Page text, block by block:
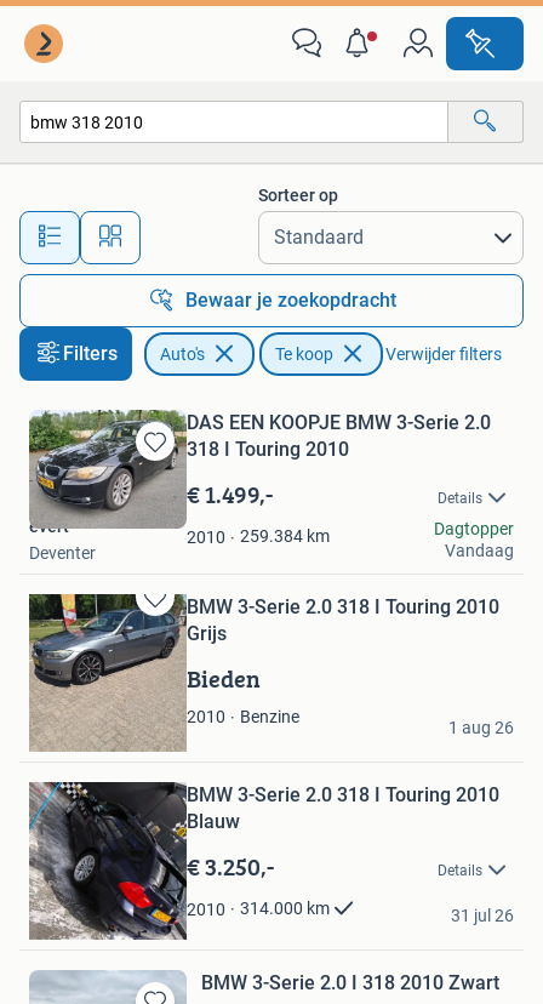
Alle afstanden…
Sorteer op
Bewaar je zoekopdracht
Filters Auto's Te koop Verwijder filters
Bewaren
in
Mijn
Favorieten
DAS EEN KOOPJE BMW 3-Serie 2.0
318 I Touring 2010
€ 1.499,- Details
2010 259.384 km
evert
Deventer
Dagtopper
Vandaag
Bewaren
in
Mijn
Favorieten
BMW 3-Serie 2.0 318 I Touring 2010
Grijs
Bieden
2010 Benzine
patrick
Bergen L
1 aug 26
Bewaren
Mijn
FavorietenBMW 3-Serie 2.0 318 I Touring 2010
Blauw
€ 3.250,- Details
2010 314.000 km
G. o
Dronten
31 jul 26
BMW 3-Serie 2.0 I 318 2010 Zwart